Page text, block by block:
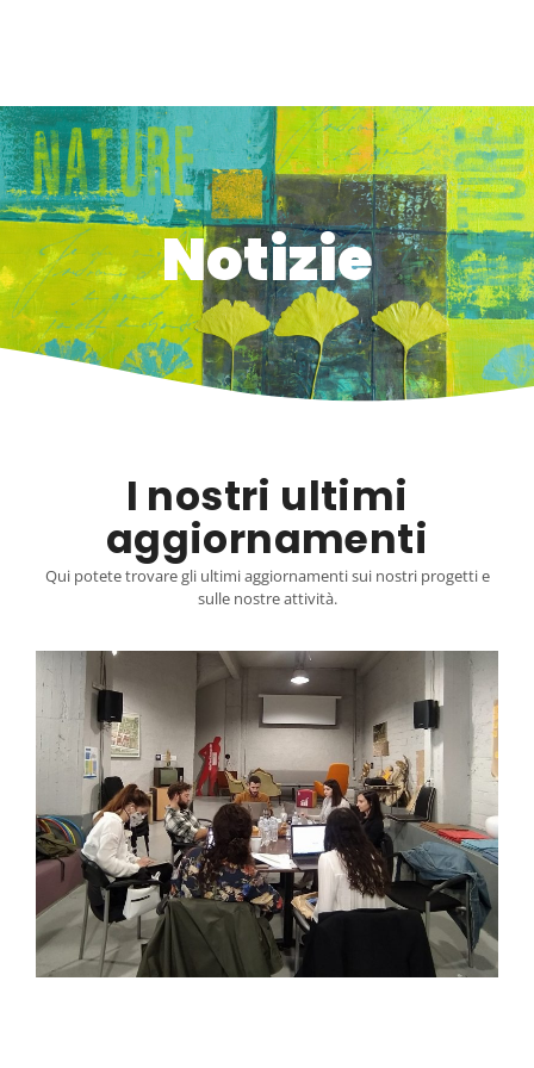
Notizie
Notizie
I nostri ultimi
aggiornamenti
Qui potete trovare gli ultimi aggiornamenti sui nostri progetti e
sulle nostre attività.